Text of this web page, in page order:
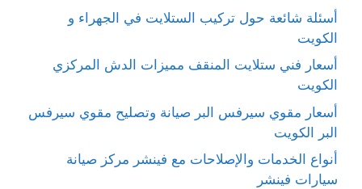
أسئلة شائعة حول تركيب الستلايت في الجهراء و
الكويت
أسعار فني ستلايت المنقف مميزات الدش المركزي
الكويت
أسعار مقوي سيرفس البر صيانة وتصليح مقوي سيرفس
البر الكويت
أنواع الخدمات والإصلاحات مع فينشر مركز صيانة
سيارات فينشر